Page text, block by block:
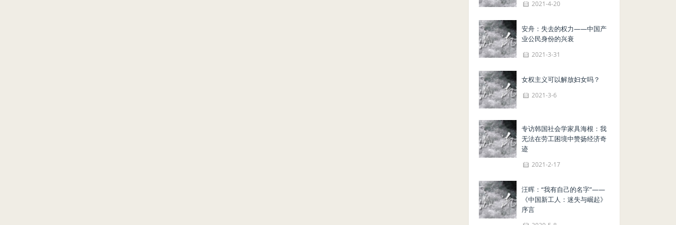
2021-4-20
安舟：失去的权力——中国产
业公民身份的兴衰
2021-3-31
女权主义可以解放妇女吗？
2021-3-6
专访韩国社会学家具海根：我
无法在劳工困境中赞扬经济奇
迹
2021-2-17
汪晖：“我有自己的名字”——
《中国新工人：迷失与崛起》
序言